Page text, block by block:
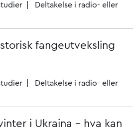
Deltakelse i radio- eller
fangeutveksling
Deltakelse i radio- eller
i Ukraina – hva kan